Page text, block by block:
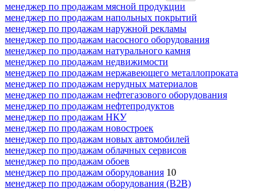
менеджер по продажам мясной продукции
менеджер по продажам напольных покрытий
менеджер по продажам наружной рекламы
менеджер по продажам насосного оборудования
менеджер по продажам натурального камня
менеджер по продажам недвижимости
менеджер по продажам нержавеющего металлопроката
менеджер по продажам нерудных материалов
менеджер по продажам нефтегазового оборудования
менеджер по продажам нефтепродуктов
менеджер по продажам НКУ
менеджер по продажам новостроек
менеджер по продажам новых автомобилей
менеджер по продажам облачных сервисов
менеджер по продажам обоев
менеджер по продажам оборудования 10
менеджер по продажам оборудования (B2B)